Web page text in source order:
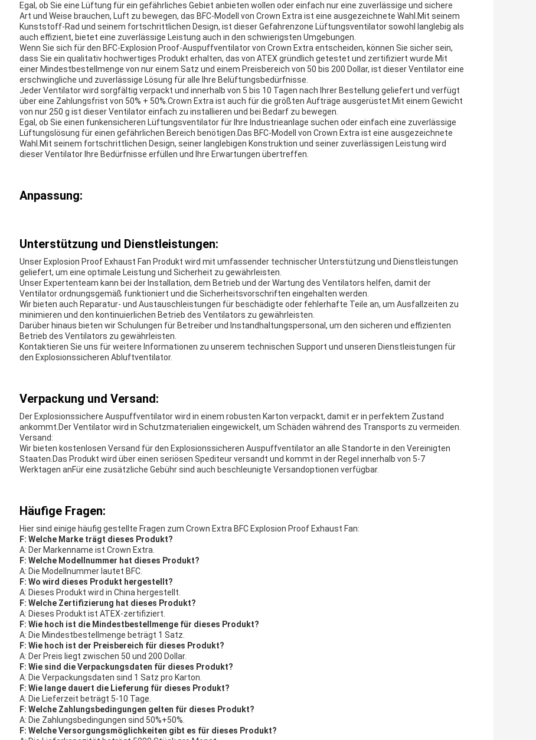
Egal, ob Sie eine Lüftung für ein gefährliches Gebiet anbieten wollen oder einfach nur eine zuverlässige und sichere
Art und Weise brauchen, Luft zu bewegen, das BFC-Modell von Crown Extra ist eine ausgezeichnete Wahl.Mit seinem
Kunststoff-Rad und seinem fortschrittlichen Design, ist dieser Gefahrenzone Lüftungsventilator sowohl langlebig als
auch effizient, bietet eine zuverlässige Leistung auch in den schwierigsten Umgebungen.
Wenn Sie sich für den BFC-Explosion Proof-Auspuffventilator von Crown Extra entscheiden, können Sie sicher sein,
dass Sie ein qualitativ hochwertiges Produkt erhalten, das von ATEX gründlich getestet und zertifiziert wurde.Mit
einer Mindestbestellmenge von nur einem Satz und einem Preisbereich von 50 bis 200 Dollar, ist dieser Ventilator eine
erschwingliche und zuverlässige Lösung für alle Ihre Belüftungsbedürfnisse.
Jeder Ventilator wird sorgfältig verpackt und innerhalb von 5 bis 10 Tagen nach Ihrer Bestellung geliefert und verfügt
über eine Zahlungsfrist von 50% + 50%.Crown Extra ist auch für die größten Aufträge ausgerüstet.Mit einem Gewicht
von nur 250 g ist dieser Ventilator einfach zu installieren und bei Bedarf zu bewegen.
Egal, ob Sie einen funkensicheren Lüftungsventilator für Ihre Industrieanlage suchen oder einfach eine zuverlässige
Lüftungslösung für einen gefährlichen Bereich benötigen.Das BFC-Modell von Crown Extra ist eine ausgezeichnete
Wahl.Mit seinem fortschrittlichen Design, seiner langlebigen Konstruktion und seiner zuverlässigen Leistung wird
dieser Ventilator Ihre Bedürfnisse erfüllen und Ihre Erwartungen übertreffen.
Anpassung:
Unterstützung und Dienstleistungen:
Unser Explosion Proof Exhaust Fan Produkt wird mit umfassender technischer Unterstützung und Dienstleistungen
geliefert, um eine optimale Leistung und Sicherheit zu gewährleisten.
Unser Expertenteam kann bei der Installation, dem Betrieb und der Wartung des Ventilators helfen, damit der
Ventilator ordnungsgemäß funktioniert und die Sicherheitsvorschriften eingehalten werden.
Wir bieten auch Reparatur- und Austauschleistungen für beschädigte oder fehlerhafte Teile an, um Ausfallzeiten zu
minimieren und den kontinuierlichen Betrieb des Ventilators zu gewährleisten.
Darüber hinaus bieten wir Schulungen für Betreiber und Instandhaltungspersonal, um den sicheren und effizienten
Betrieb des Ventilators zu gewährleisten.
Kontaktieren Sie uns für weitere Informationen zu unserem technischen Support und unseren Dienstleistungen für
den Explosionssicheren Abluftventilator.
Verpackung und Versand:
Der Explosionssichere Auspuffventilator wird in einem robusten Karton verpackt, damit er in perfektem Zustand
ankommt.Der Ventilator wird in Schutzmaterialien eingewickelt, um Schäden während des Transports zu vermeiden.
Versand:
Wir bieten kostenlosen Versand für den Explosionssicheren Auspuffventilator an alle Standorte in den Vereinigten
Staaten.Das Produkt wird über einen seriösen Spediteur versandt und kommt in der Regel innerhalb von 5-7
Werktagen anFür eine zusätzliche Gebühr sind auch beschleunigte Versandoptionen verfügbar.
Häufige Fragen:
Hier sind einige häufig gestellte Fragen zum Crown Extra BFC Explosion Proof Exhaust Fan:
F: Welche Marke trägt dieses Produkt?
A: Der Markenname ist Crown Extra.
F: Welche Modellnummer hat dieses Produkt?
A: Die Modellnummer lautet BFC.
F: Wo wird dieses Produkt hergestellt?
A: Dieses Produkt wird in China hergestellt.
F: Welche Zertifizierung hat dieses Produkt?
A: Dieses Produkt ist ATEX-zertifiziert.
F: Wie hoch ist die Mindestbestellmenge für dieses Produkt?
A: Die Mindestbestellmenge beträgt 1 Satz.
F: Wie hoch ist der Preisbereich für dieses Produkt?
A: Der Preis liegt zwischen 50 und 200 Dollar.
F: Wie sind die Verpackungsdaten für dieses Produkt?
A: Die Verpackungsdaten sind 1 Satz pro Karton.
F: Wie lange dauert die Lieferung für dieses Produkt?
A: Die Lieferzeit beträgt 5-10 Tage.
F: Welche Zahlungsbedingungen gelten für dieses Produkt?
A: Die Zahlungsbedingungen sind 50%+50%.
F: Welche Versorgungsmöglichkeiten gibt es für dieses Produkt?